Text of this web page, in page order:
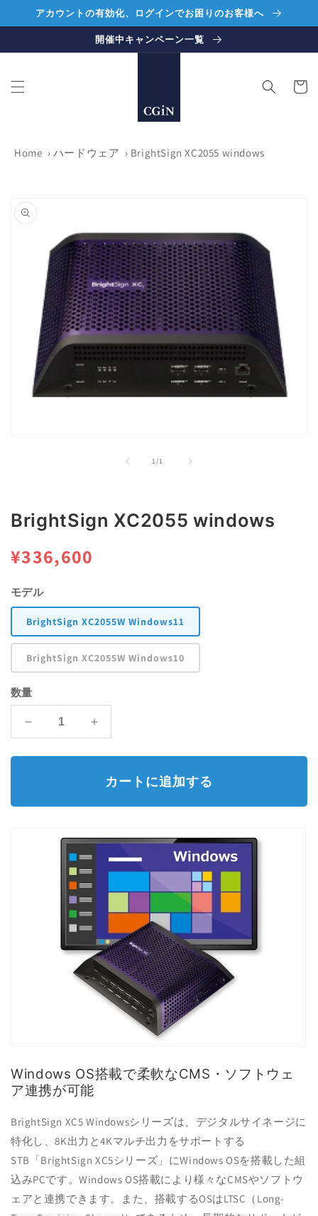
ンツに
進む
アカウントの有効化、ログインでお困りのお客様へ
開催中キャンペーン一覧
ー
Home › ハードウェア › BrightSign XC2055 windows
報にス
デ
ィ
(1)
を
く
1/
の1
BrightSign XC2055 windows
通
常
価
格
¥336,600
モデル
BrightSign XC2055W Windows11
BrightSign XC2055W Windows10
数量
BrightSign
XC2055
windows
量
BrightSign
XC2055
windows
量
増
カートに追加する
Windows OS搭載で柔軟なCMS・ソフトウェ
ア連携が可能
BrightSign XC5 Windowsシリーズは、デジタルサイネージに
特化し、8K出力と4Kマルチ出力をサポートする
STB「BrightSign XC5シリーズ」にWindows OSを搭載した組
込みPCです。Windows OS搭載により様々なCMSやソフトウ
ェアと連携できます。また、搭載するOSはLTSC（Long-